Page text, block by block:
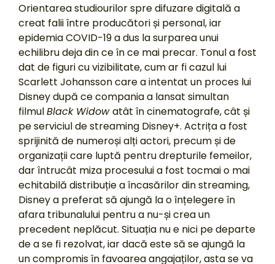
Orientarea studiourilor spre difuzare digitală a
creat falii între producători și personal, iar
epidemia COVID-19 a dus la surparea unui
echilibru deja din ce în ce mai precar. Tonul a fost
dat de figuri cu vizibilitate, cum ar fi cazul lui
Scarlett Johansson care a intentat un proces lui
Disney după ce compania a lansat simultan
filmulBlack Widowatât în cinematografe, cât și
pe serviciul de streaming Disney+. Actrița a fost
sprijinită de numeroși alți actori, precum și de
organizații care luptă pentru drepturile femeilor,
dar întrucât miza procesului a fost tocmai o mai
echitabilă distribuție a încasărilor din streaming,
Disney a preferat să ajungă la o înțelegere în
afara tribunalului pentru a nu-și crea un
precedent neplăcut. Situația nu e nici pe departe
de a se fi rezolvat, iar dacă este să se ajungă la
un compromis în favoarea angajaților, asta se va